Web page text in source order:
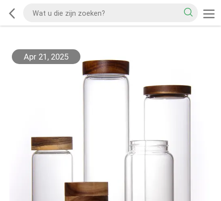
Apr 21, 2025